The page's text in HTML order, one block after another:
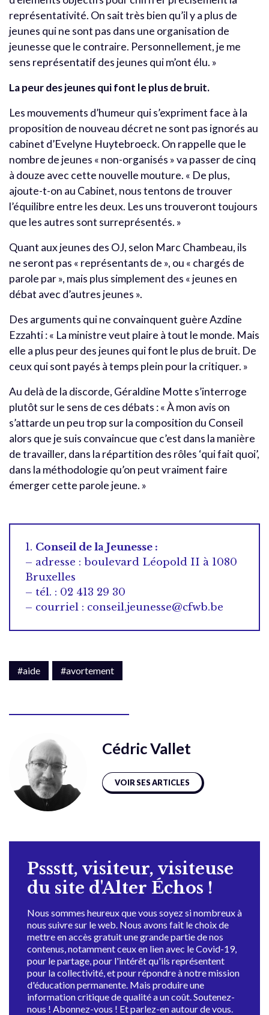
représentativité. On sait très bien qu’il y a plus de
jeunes qui ne sont pas dans une organisation de
jeunesse que le contraire. Personnellement, je me
sens représentatif des jeunes qui m’ont élu. »
La peur des jeunes qui font le plus de bruit.
Les mouvements d’humeur qui s’expriment face à la
proposition de nouveau décret ne sont pas ignorés au
cabinet d’Evelyne Huytebroeck. On rappelle que le
nombre de jeunes « non-organisés » va passer de cinq
à douze avec cette nouvelle mouture. « De plus,
ajoute-t-on au Cabinet, nous tentons de trouver
l’équilibre entre les deux. Les uns trouveront toujours
que les autres sont surreprésentés. »
Quant aux jeunes des OJ, selon Marc Chambeau, ils
ne seront pas « représentants de », ou « chargés de
parole par », mais plus simplement des « jeunes en
débat avec d’autres jeunes ».
Des arguments qui ne convainquent guère Azdine
Ezzahti : « La ministre veut plaire à tout le monde. Mais
elle a plus peur des jeunes qui font le plus de bruit. De
ceux qui sont payés à temps plein pour la critiquer. »
Au delà de la discorde, Géraldine Motte s’interroge
plutôt sur le sens de ces débats : « À mon avis on
s’attarde un peu trop sur la composition du Conseil
alors que je suis convaincue que c’est dans la manière
de travailler, dans la répartition des rôles ‘qui fait quoi’,
dans la méthodologie qu’on peut vraiment faire
émerger cette parole jeune. »
1. Conseil de la Jeunesse :
– adresse : boulevard Léopold II à 1080
Bruxelles
– tél. : 02 413 29 30
– courriel : conseil.jeunesse@cfwb.be
#aide #avortement
Cédric Vallet
VOIR SES ARTICLES
Pssstt, visiteur, visiteuse
du site d'Alter Échos !
Nous sommes heureux que vous soyez si nombreux à
nous suivre sur le web. Nous avons fait le choix de
mettre en accès gratuit une grande partie de nos
contenus, notamment ceux en lien avec le Covid-19,
pour le partage, pour l'intérêt qu'ils représentent
pour la collectivité, et pour répondre à notre mission
d'éducation permanente. Mais produire une
information critique de qualité a un coût. Soutenez-
nous ! Abonnez-vous ! Et parlez-en autour de vous.